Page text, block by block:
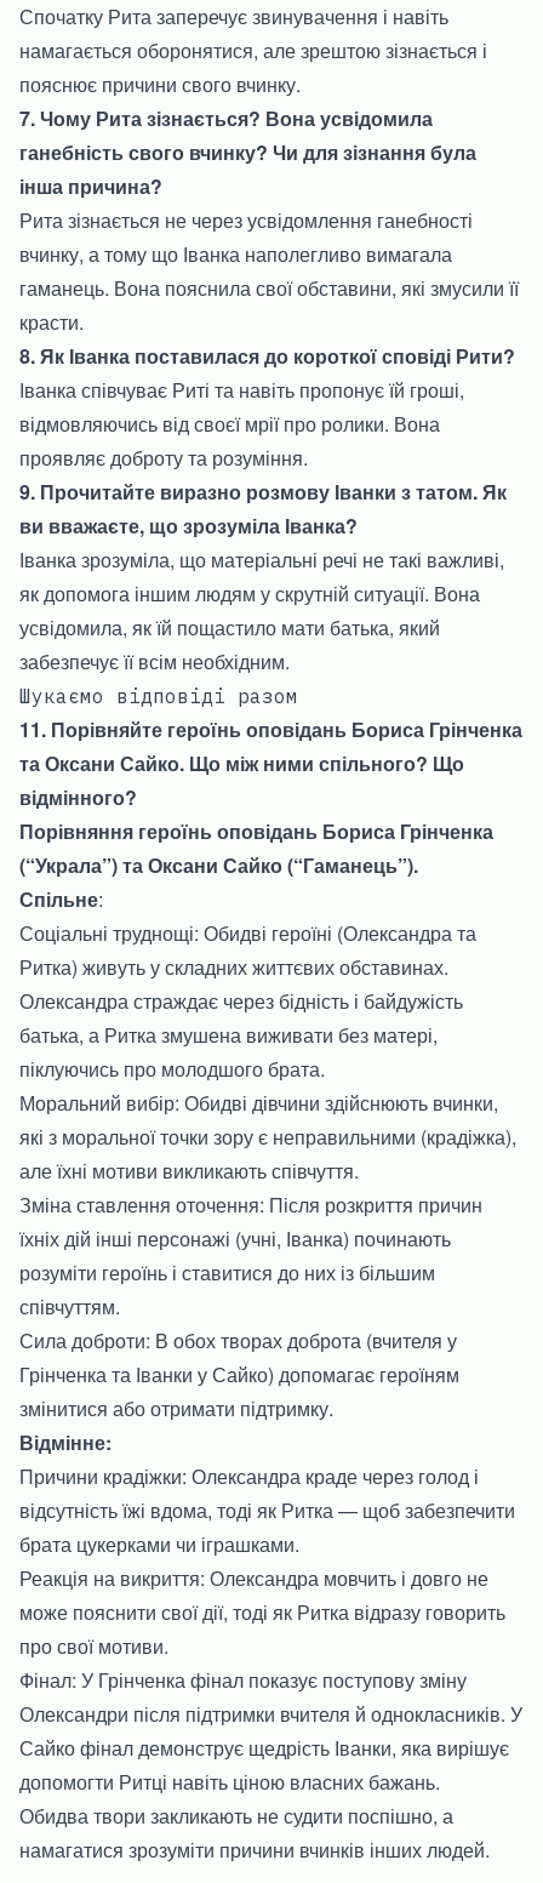
Спочатку Рита заперечує звинувачення і навіть
намагається оборонятися, але зрештою зізнається і
пояснює причини свого вчинку.
7. Чому Рита зізнається? Вона усвідомила
ганебність свого вчинку? Чи для зізнання була
інша причина?
Рита зізнається не через усвідомлення ганебності
вчинку, а тому що Іванка наполегливо вимагала
гаманець. Вона пояснила свої обставини, які змусили її
красти.
8. Як Іванка поставилася до короткої сповіді Рити?
Іванка співчуває Риті та навіть пропонує їй гроші,
відмовляючись від своєї мрії про ролики. Вона
проявляє доброту та розуміння.
9. Прочитайте виразно розмову Іванки з татом. Як
ви вважаєте, що зрозуміла Іванка?
Іванка зрозуміла, що матеріальні речі не такі важливі,
як допомога іншим людям у скрутній ситуації. Вона
усвідомила, як їй пощастило мати батька, який
забезпечує її всім необхідним.
Шукаємо відповіді разом
11. Порівняйте героїнь оповідань Бориса Грінченка
та Оксани Сайко. Що між ними спільного? Що
відмінного?
Порівняння героїнь оповідань Бориса Грінченка
(“Украла”) та Оксани Сайко (“Гаманець”).
Спільне:
Соціальні труднощі: Обидві героїні (Олександра та
Ритка) живуть у складних життєвих обставинах.
Олександра страждає через бідність і байдужість
батька, а Ритка змушена виживати без матері,
піклуючись про молодшого брата.
Моральний вибір: Обидві дівчини здійснюють вчинки,
які з моральної точки зору є неправильними (крадіжка),
але їхні мотиви викликають співчуття.
Зміна ставлення оточення: Після розкриття причин
їхніх дій інші персонажі (учні, Іванка) починають
розуміти героїнь і ставитися до них із більшим
співчуттям.
Сила доброти: В обох творах доброта (вчителя у
Грінченка та Іванки у Сайко) допомагає героїням
змінитися або отримати підтримку.
Відмінне:
Причини крадіжки: Олександра краде через голод і
відсутність їжі вдома, тоді як Ритка — щоб забезпечити
брата цукерками чи іграшками.
Реакція на викриття: Олександра мовчить і довго не
може пояснити свої дії, тоді як Ритка відразу говорить
про свої мотиви.
Фінал: У Грінченка фінал показує поступову зміну
Олександри після підтримки вчителя й однокласників. У
Сайко фінал демонструє щедрість Іванки, яка вирішує
допомогти Ритці навіть ціною власних бажань.
Обидва твори закликають не судити поспішно, а
намагатися зрозуміти причини вчинків інших людей.